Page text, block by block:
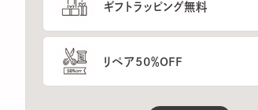
リペア50％OFF